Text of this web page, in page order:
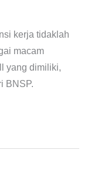
kerja tidaklah
macam
yang dimiliki,
BNSP.